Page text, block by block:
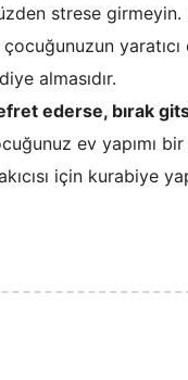
strese
yaratıcı
almasıdır.
ederse, bırak
ev yapımı
için kurabiye